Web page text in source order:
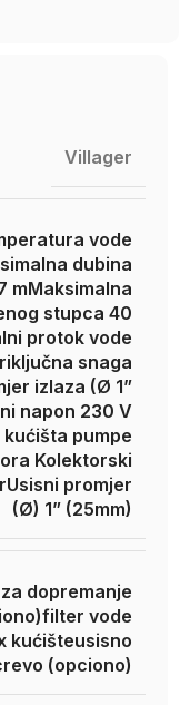
Villager
vode
dubina
mMaksimalna
stupca 40
protok vode
snaga
izlaza (Ø 1”
napon 230 V
kućišta pumpe
Kolektorski
Usisni promjer
(Ø) 1” (25mm)
dopremanje
filter vode
kućišteusisno
(opciono)